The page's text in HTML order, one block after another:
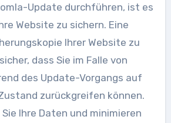
Update durchführen, ist es
Website zu sichern. Eine
Ihrer Website zu
dass Sie im Falle von
des Update-Vorgangs auf
zurückgreifen können.
Ihre Daten und minimieren